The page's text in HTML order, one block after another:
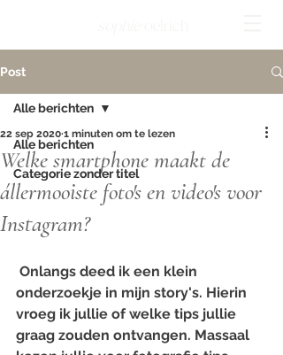
Post
Alle berichten
Categorie zonder titel
Alle berichten
Welke smartphone maakt de
állermooiste foto's en video's voor
Instagram?
22 sep 2020 1 minuten om te lezen
onderzoekje in mijn story's. Hierin
vroeg ik jullie of welke tips jullie
graag zouden ontvangen. Massaal